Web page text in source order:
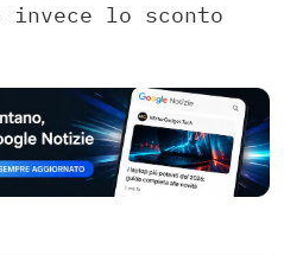
invece lo sconto